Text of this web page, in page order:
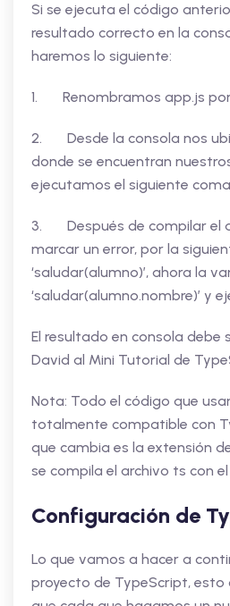
Si se ejecuta el código
resultado correcto en la
haremos lo siguiente:
1. Renombramos app.js
2. Desde la consola nos
donde se encuentran
ejecutamos el siguiente
3. Después de compilar el
marcar un error, por la
‘saludar(alumno)’, ahora la
‘saludar(alumno.nombre)’ y
El resultado en consola debe
David al Mini Tutorial de
Nota: Todo el código que
totalmente compatible con
que cambia es la extensión
se compila el archivo ts con
Configuración de
Lo que vamos a hacer a
proyecto de TypeScript, esto